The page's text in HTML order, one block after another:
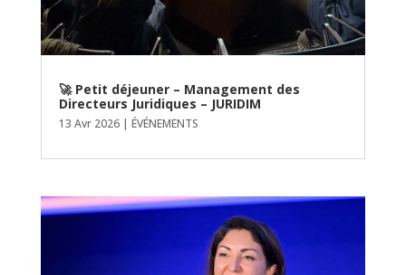
🚀 Petit déjeuner – Management des
Directeurs Juridiques – JURIDIM
13 Avr 2026| ÉVÉNEMENTS